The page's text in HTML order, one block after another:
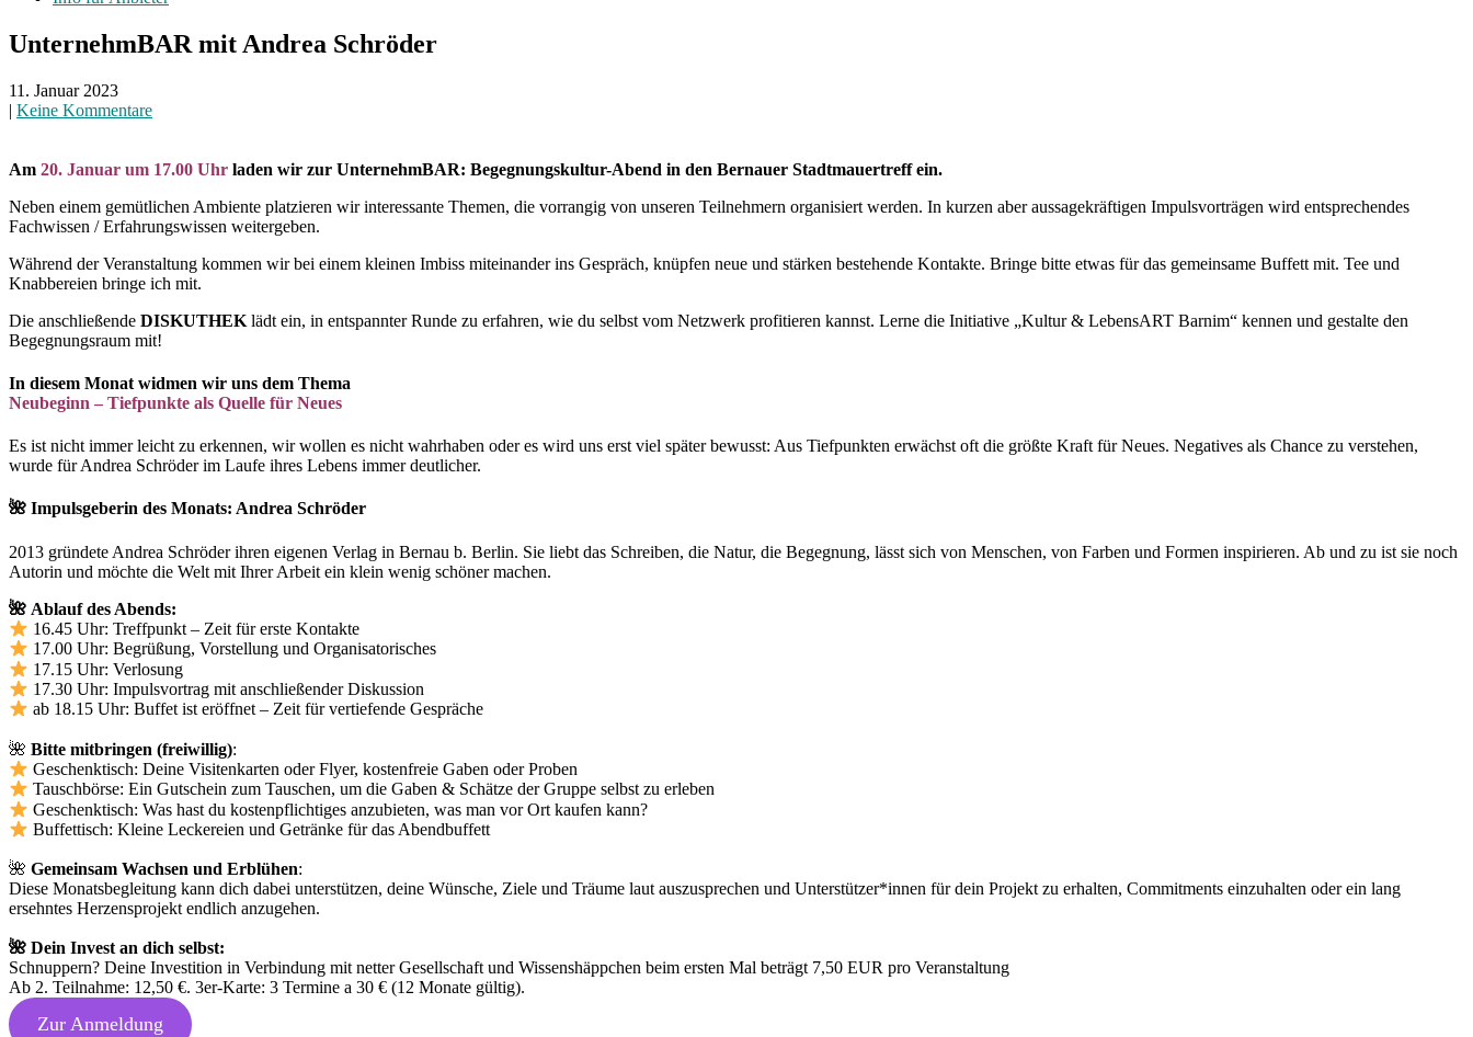
UnternehmBAR mit Andrea Schröder
11. Januar 2023
| Keine Kommentare
Am 20. Januar um 17.00 Uhr laden wir zur UnternehmBAR: Begegnungskultur-Abend in den Bernauer Stadtmauertreff ein.
Neben einem gemütlichen Ambiente platzieren wir interessante Themen, die vorrangig von unseren Teilnehmern organisiert werden. In kurzen aber aussagekräftigen Impulsvorträgen wird entsprechendes
Fachwissen / Erfahrungswissen weitergeben.
Während der Veranstaltung kommen wir bei einem kleinen Imbiss miteinander ins Gespräch, knüpfen neue und stärken bestehende Kontakte. Bringe bitte etwas für das gemeinsame Buffett mit. Tee und
Knabbereien bringe ich mit.
Die anschließende DISKUTHEK lädt ein, in entspannter Runde zu erfahren, wie du selbst vom Netzwerk profitieren kannst. Lerne die Initiative „Kultur & LebensART Barnim“ kennen und gestalte den
Begegnungsraum mit!
In diesem Monat widmen wir uns dem Thema
Neubeginn – Tiefpunkte als Quelle für Neues
Es ist nicht immer leicht zu erkennen, wir wollen es nicht wahrhaben oder es wird uns erst viel später bewusst: Aus Tiefpunkten erwächst oft die größte Kraft für Neues. Negatives als Chance zu verstehen,
wurde für Andrea Schröder im Laufe ihres Lebens immer deutlicher.
🌺 Impulsgeberin des Monats: Andrea Schröder
2013 gründete Andrea Schröder ihren eigenen Verlag in Bernau b. Berlin. Sie liebt das Schreiben, die Natur, die Begegnung, lässt sich von Menschen, von Farben und Formen inspirieren. Ab und zu ist sie noch
Autorin und möchte die Welt mit Ihrer Arbeit ein klein wenig schöner machen.
🌺 Ablauf des Abends:
16.45 Uhr: Treffpunkt – Zeit für erste Kontakte
17.00 Uhr: Begrüßung, Vorstellung und Organisatorisches
17.15 Uhr: Verlosung
17.30 Uhr: Impulsvortrag mit anschließender Diskussion
ab 18.15 Uhr: Buffet ist eröffnet – Zeit für vertiefende Gespräche
🌺 Bitte mitbringen (freiwillig):
Geschenktisch: Deine Visitenkarten oder Flyer, kostenfreie Gaben oder Proben
Tauschbörse: Ein Gutschein zum Tauschen, um die Gaben & Schätze der Gruppe selbst zu erleben
Geschenktisch: Was hast du kostenpflichtiges anzubieten, was man vor Ort kaufen kann?
Buffettisch: Kleine Leckereien und Getränke für das Abendbuffett
🌺 Gemeinsam Wachsen und Erblühen:
Diese Monatsbegleitung kann dich dabei unterstützen, deine Wünsche, Ziele und Träume laut auszusprechen und Unterstützer*innen für dein Projekt zu erhalten, Commitments einzuhalten oder ein lang
ersehntes Herzensprojekt endlich anzugehen.
🌺 Dein Invest an dich selbst:
Schnuppern? Deine Investition in Verbindung mit netter Gesellschaft und Wissenshäppchen beim ersten Mal beträgt 7,50 EUR pro Veranstaltung
Ab 2. Teilnahme: 12,50 €. 3er-Karte: 3 Termine a 30 € (12 Monate gültig).
Zur Anmeldung